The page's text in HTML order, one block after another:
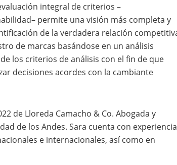
integral de criterios –
permite una visión más completa y
de la verdadera relación
de marcas basándose en un análisis
los criterios de análisis con el fin de que
decisiones acordes con la cambiante
de Lloreda Camacho & Co. Abogada y
de los Andes. Sara cuenta con experiencia
e internacionales, así como en